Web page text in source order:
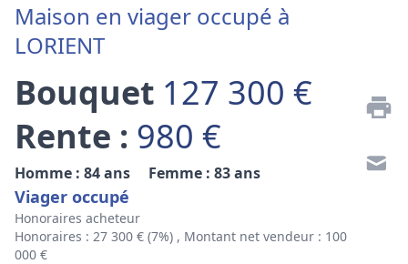
Maison en viager occupé à
LORIENT
Bouquet 127 300 €
Rente : 980 €
Homme : 84 ans Femme : 83 ans
Viager occupé
Honoraires acheteur
Honoraires : 27 300 € (7%) , Montant net vendeur : 100
000 €